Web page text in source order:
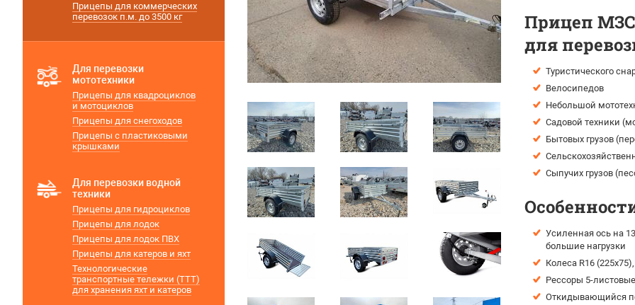
Прицеп
для
Туристического
Велосипедов
Небольшой
Садовой техники
Бытовых грузов
Сыпучих грузов
Усиленная ось на
большие нагрузки
Колеса R16
Рессоры 5-листовые
Откидывающийся
Прицепы для коммерческих
перевозок п.м. до 3500 кг
Для перевозки
мототехники
Прицепы для квадроциклов
и мотоциклов
Прицепы для снегоходов
Прицепы с пластиковыми
крышками
Для перевозки водной
техники
Прицепы для гидроциклов
Прицепы для лодок
Прицепы для лодок ПВХ
Прицепы для катеров и яхт
Технологические
транспортные тележки (ТТТ)
для хранения яхт и катеров